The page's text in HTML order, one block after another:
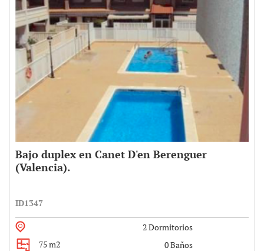
Bajo duplex en Canet D'en Berenguer
(Valencia).
ID1347
2 Dormitorios
75 m2
0 Baños